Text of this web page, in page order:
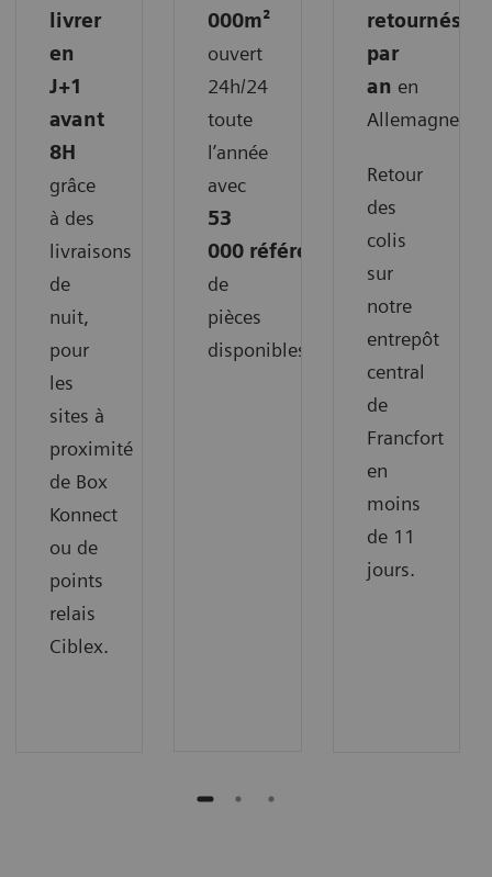
livrer
en
J+1
avant
8H
grâce
à des
livraisons
de
nuit,
pour
les
sites à
proximité
de Box
Konnect
ou de
points
relais
Ciblex.
000m²
ouvert
24h/24
toute
l’année
avec
53
000 références
de
pièces
disponibles.
retournés
par
an en
Allemagne.
Retour
des
colis
sur
notre
entrepôt
central
de
Francfort
en
moins
de 11
jours.